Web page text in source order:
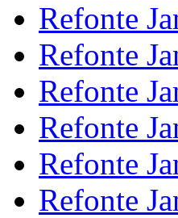
Refonte
Refonte
Refonte
Refonte
Refonte
Refonte